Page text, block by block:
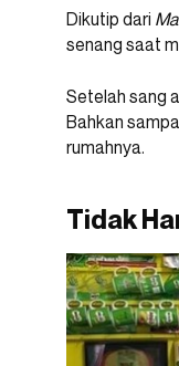
Dikutip dari
senang saat
Setelah sang
Bahkan
rumahnya.
Tidak